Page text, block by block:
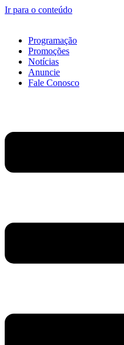
Ir para o conteúdo
Programação
Promoções
Notícias
Anuncie
Fale Conosco